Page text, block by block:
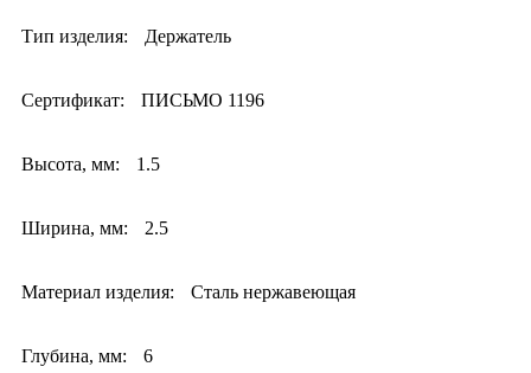
Тип изделия: Держатель
Сертификат: ПИСЬМО 1196
Высота, мм: 1.5
Ширина, мм: 2.5
Материал изделия: Сталь нержавеющая
Глубина, мм: 6